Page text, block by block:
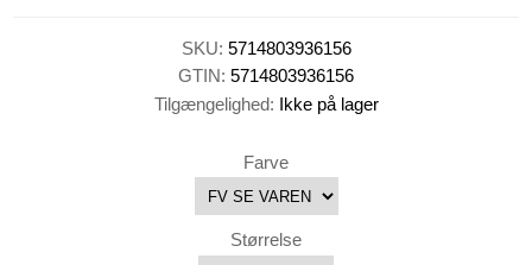
SKU: 5714803936156
GTIN: 5714803936156
Tilgængelighed: Ikke på lager
Farve
Størrelse